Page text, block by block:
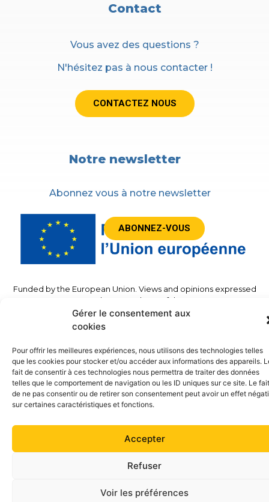
Gérer le consentement aux
cookies
Pour offrir les meilleures expériences, nous utilisons des technologies telles
que les cookies pour stocker et/ou accéder aux informations des appareils.
fait de consentir à ces technologies nous permettra de traiter des données
telles que le comportement de navigation ou les ID uniques sur ce site. Le fait
de ne pas consentir ou de retirer son consentement peut avoir un effet
sur certaines caractéristiques et fonctions.
Accepter
Refuser
Voir les préférences
Contact
Vous avez des questions ?
N'hésitez pas à nous contacter !
CONTACTEZ NOUS
ABONNEZ-VOUS
Notre newsletter
Abonnez vous à notre newsletter
Funded by the European Union. Views and opinions expressed
are however those of the
author(s) only and do not necessarily reflect those of the
European Union or the European
authority can be held responsible for
Them.”
©2023 – TwinSolar – All rights reserved –Legal
Notice– Site accessible